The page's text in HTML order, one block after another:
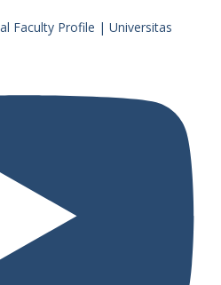
Faculty Profile | Universitas